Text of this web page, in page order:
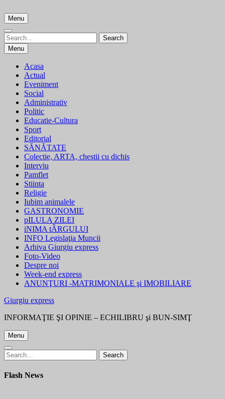
to
content
Menu
Search
for:
Search
Menu
Acasa
Actual
Eveniment
Social
Administrativ
Politic
Educatie-Cultura
Sport
Editorial
SĂNĂTATE
Colectie, ARTA, chestii cu dichis
Interviu
Pamflet
Stiinta
Religie
Iubim animalele
GASTRONOMIE
pILULA ZILEI
iNIMA tÂRGULUI
INFO Legislaţia Muncii
Arhiva Giurgiu express
Foto-Video
Despre noi
Week-end express
ANUNŢURI -MATRIMONIALE şi IMOBILIARE
Giurgiu express
INFORMAŢIE ŞI OPINIE – ECHILIBRU şi BUN-SIMŢ
Menu
Search
for:
Search
Flash News